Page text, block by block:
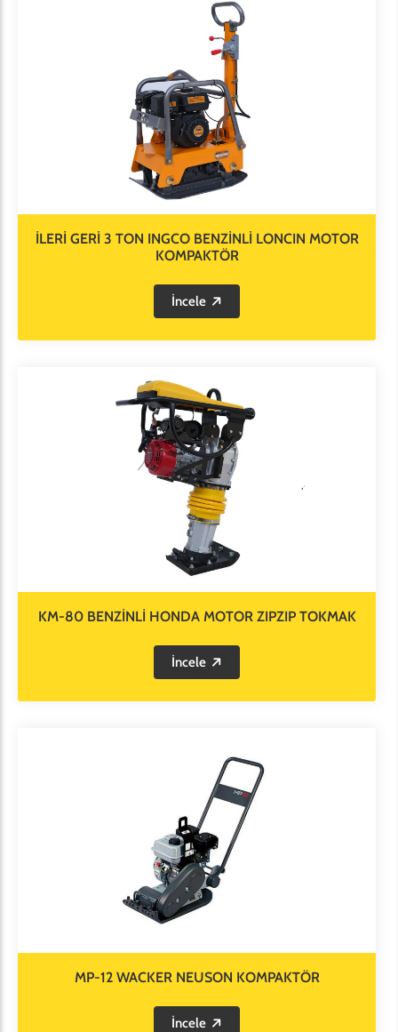
İLERİ GERİ 3 TON INGCO BENZİNLİ LONCIN MOTOR
KOMPAKTÖR
İncele
KM-80 BENZİNLİ HONDA MOTOR ZIPZIP TOKMAK
İncele
MP-12 WACKER NEUSON KOMPAKTÖR
İncele